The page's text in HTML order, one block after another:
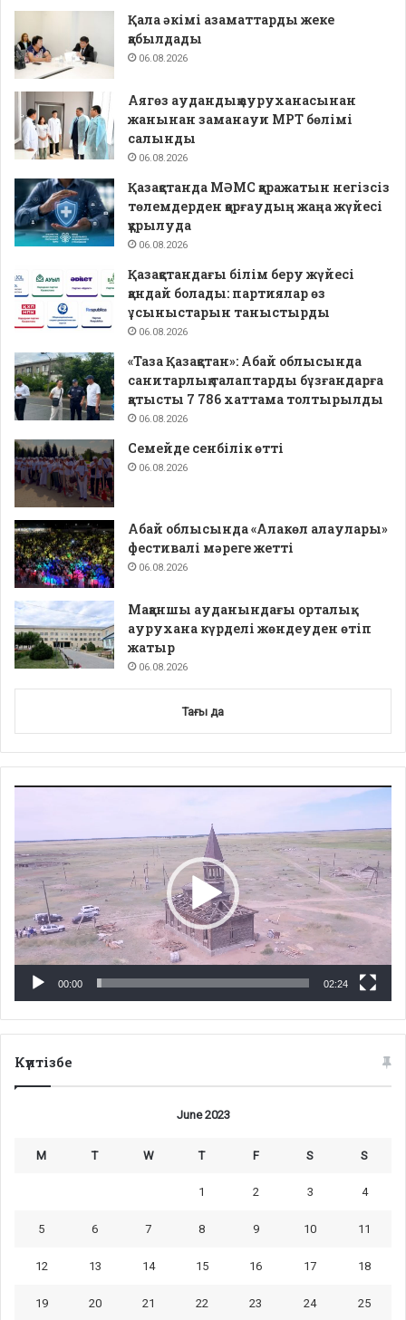
Қала әкімі азаматтарды жеке
қабылдады
06.08.2026
Аягөз аудандық ауруханасынан
жанынан заманауи МРТ бөлімі
салынды
06.08.2026
Қазақстанда МӘМС қаражатын негізсіз
төлемдерден қорғаудың жаңа жүйесі
құрылуда
06.08.2026
Қазақстандағы білім беру жүйесі
қандай болады: партиялар өз
ұсыныстарын таныстырды
06.08.2026
«Таза Қазақстан»: Абай облысында
санитарлық талаптарды бұзғандарға
қатысты 7 786 хаттама толтырылды
06.08.2026
Семейде сенбілік өтті
06.08.2026
Абай облысында «Алакөл алаулары»
фестивалі мәреге жетті
06.08.2026
Мақаншы ауданындағы орталық
аурухана күрделі жөндеуден өтіп
жатыр
06.08.2026
Тағы да
00:00 02:24
Күнтізбе
June 2023
M T W T F S S
1 2 3 4
5 6 7 8 9 10 11
12 13 14 15 16 17 18
19 20 21 22 23 24 25